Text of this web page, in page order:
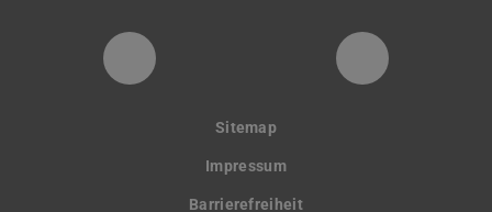
PTW YouTube Kanal PTW
Sitemap
Impressum
Barrierefreiheit